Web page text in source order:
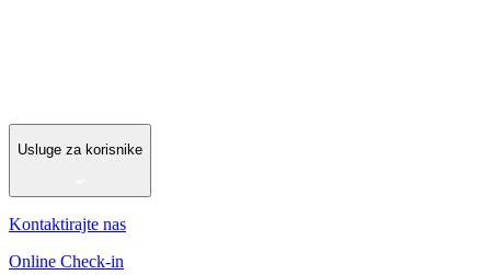
Usluge za korisnike
Kontaktirajte nas
Online Check-in